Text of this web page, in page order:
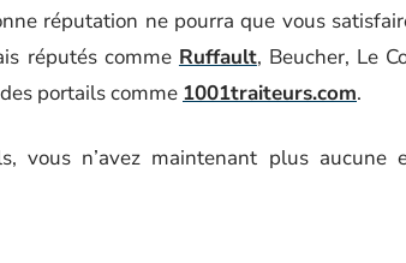
réputation ne pourra que vous
réputés comme Ruffault, Beucher, Le
portails comme 1001traiteurs.com.
vous n’avez maintenant plus aucune